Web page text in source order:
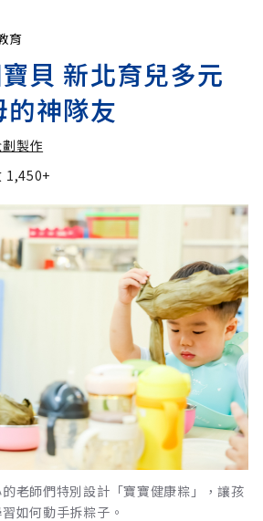
育
貝 新北育兒多元
的神隊友
製作
1,450+
老師們特別設計「寶寶健康粽」，讓孩
如何動手拆粽子。